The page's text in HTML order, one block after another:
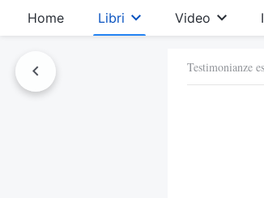
Home Libri Video
Testimonianze